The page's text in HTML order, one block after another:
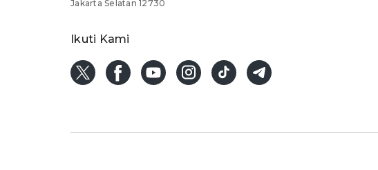
Jakarta Selatan 12730
Ikuti Kami